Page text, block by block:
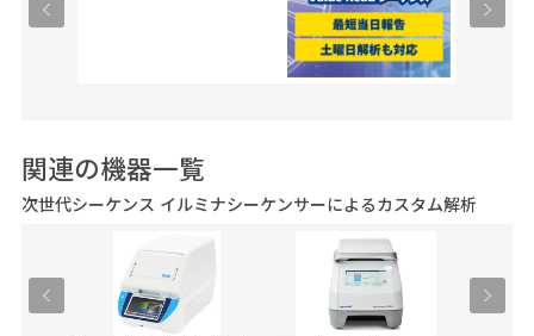
関連の機器一覧
次世代シーケンス イルミナシーケンサーによるカスタム解析